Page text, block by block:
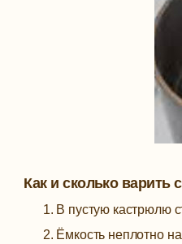
Как и сколько варить
В пустую кастрюлю
Ёмкость неплотно